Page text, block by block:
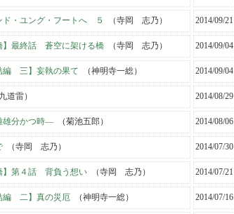
・ユング・フートへ ５ （寺岡 志乃） 2014/09/21
】最終話 蒼空に架ける橋 （寺岡 志乃） 2014/09/04
編 三】妄執の果て （神明寺一総） 2014/09/04
道雷） 2014/08/29
分かつ時— （菊池五郎） 2014/08/06
（寺岡 志乃） 2014/07/30
】第４話 背負う想い （寺岡 志乃） 2014/07/21
編 二】真の災厄 （神明寺一総） 2014/07/16